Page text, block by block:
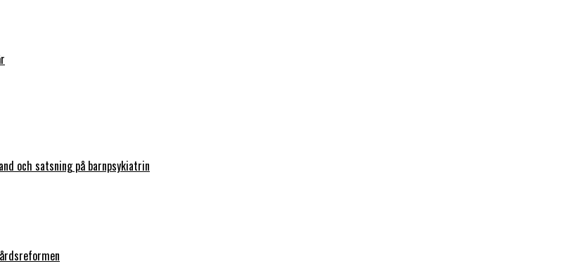
och satsning på barnpsykiatrin